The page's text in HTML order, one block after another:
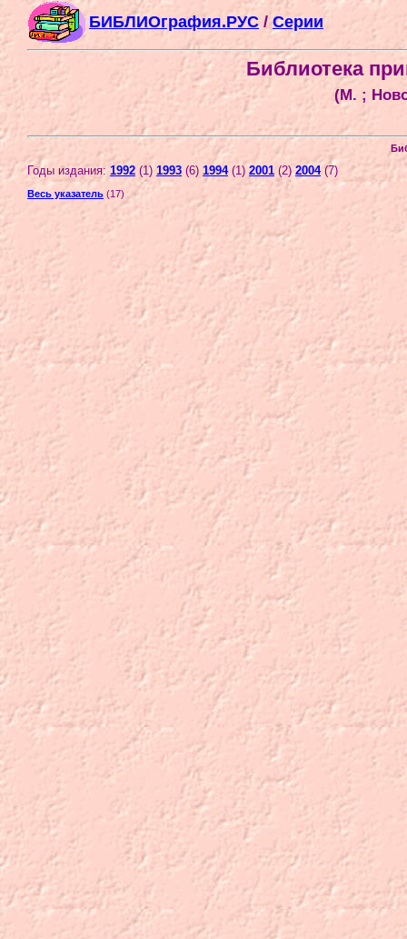
БИБЛИОграфия.РУС /Серии
Библиотека
(М. ;
Годы издания: 1992 (1) 1993 (6) 1994(1) 2001 (2)2004(7)
Весь указатель (17)